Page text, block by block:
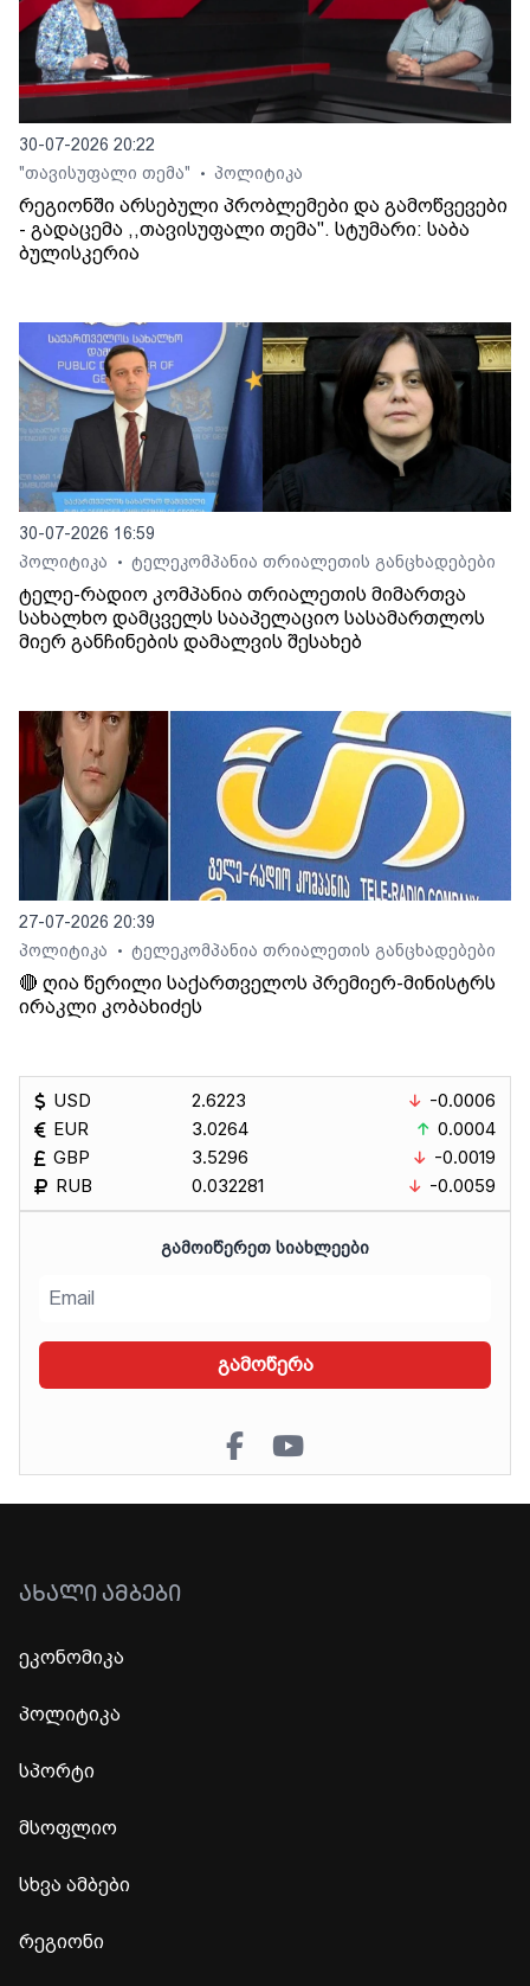
30-07-2026 20:22
"თავისუფალი თემა"
• პოლიტიკა
რეგიონში არსებული პრობლემები და გამოწვევები
- გადაცემა ,,თავისუფალი თემა". სტუმარი: საბა
ბულისკერია
30-07-2026 16:59
პოლიტიკა
• ტელეკომპანია თრიალეთის განცხადებები
ტელე-რადიო კომპანია თრიალეთის მიმართვა
სახალხო დამცველს სააპელაციო სასამართლოს
მიერ განჩინების დამალვის შესახებ
27-07-2026 20:39
პოლიტიკა
• ტელეკომპანია თრიალეთის განცხადებები
🔴 ღია წერილი საქართველოს პრემიერ-მინისტრს
ირაკლი კობახიძეს
USD
EUR
GBP
RUB
2.6223
3.0264
3.5296
0.032281
-0.0006
0.0004
-0.0019
-0.0059
ᲒᲐᲛᲝᲘᲬᲔᲠᲔᲗ ᲡᲘᲐᲮᲚᲔᲔᲑᲘ
გამოწერა
ᲐᲮᲐᲚᲘ ᲐᲛᲑᲔᲑᲘ
ეკონომიკა
პოლიტიკა
სპორტი
მსოფლიო
სხვა ამბები
რეგიონი